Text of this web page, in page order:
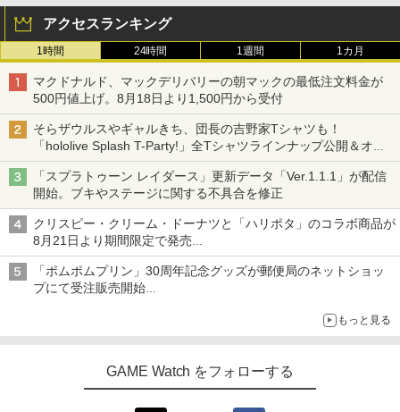
アクセスランキング
1時間 24時間 1週間 1カ月
マクドナルド、マックデリバリーの朝マックの最低注文料金が
500円値上げ。8月18日より1,500円から受付
そらザウルスやギャルきち、団長の吉野家Tシャツも！
「hololive Splash T-Party!」全Tシャツラインナップ公開＆オン
ライン販売開始
「スプラトゥーン レイダース」更新データ「Ver.1.1.1」が配信
開始。ブキやステージに関する不具合を修正
クリスピー・クリーム・ドーナツと「ハリポタ」のコラボ商品が
8月21日より期間限定で発売
組分け帽子ドーナツなど見た目も楽しい商品が登場
「ポムポムプリン」30周年記念グッズが郵便局のネットショッ
プにて受注販売開始
もっと見る
GAME Watch をフォローする